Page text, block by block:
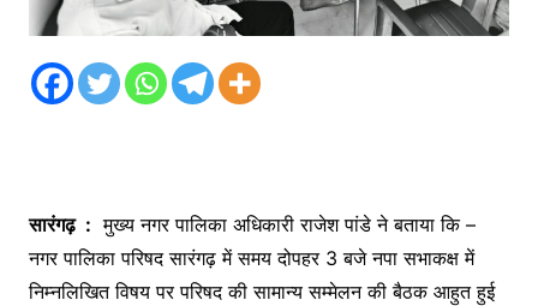
सारंगढ़ : मुख्य नगर पालिका अधिकारी राजेश पांडे ने बताया कि –
नगर पालिका परिषद सारंगढ़ में समय दोपहर 3 बजे नपा सभाकक्ष में
निम्नलिखित विषय पर परिषद की सामान्य सम्मेलन की बैठक आहुत हुई